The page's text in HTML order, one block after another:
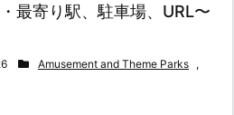
最寄り駅、駐車場、URL〜
Amusement and Theme Parks ,